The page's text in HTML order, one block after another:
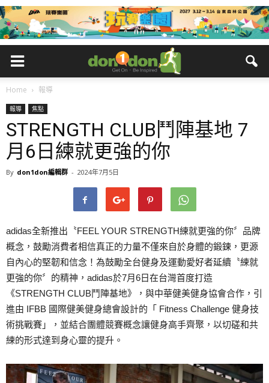
Home 報導
報導 焦點
STRENGTH CLUB鬥陣基地 7
月6日練就更強的你
By don1don編輯群 - 2024年7月5日
adidas全新推出〝FEEL YOUR STRENGTH練就更強的你〞品牌
概念，鼓勵消費者相信真正的力量不僅來自於身體的鍛鍊，更源
自內心的堅韌和信念！為鼓勵全台健身及運動愛好者延續〝練就
更強的你〞的精神，adidas於7月6日在台灣首度打造
《STRENGTH CLUB鬥陣基地》，與中華健美健身協會合作，引
進由 IFBB 國際健美健身總會設計的「 Fitness Challenge 健身技
術挑戰賽」，並結合團體競賽概念讓健身高手齊聚，以切磋和共
練的形式達到身心靈的提升。